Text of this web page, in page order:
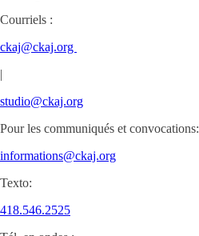
Courriels :
ckaj@ckaj.org
|
studio@ckaj.org
Pour les communiqués et convocations:
informations@ckaj.org
Texto:
418.546.2525